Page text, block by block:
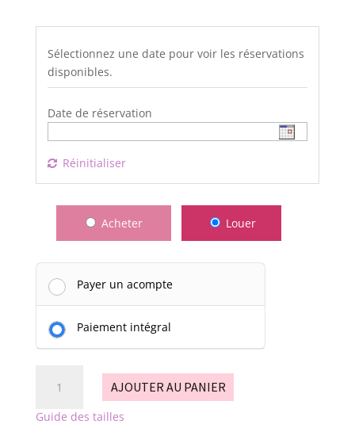
Sélectionnez une date pour voir les réservations
disponibles.
Date de réservation
Réinitialiser
Acheter Louer
Payer un acompte
Paiement intégral
lionne
AJOUTER AU PANIER
Guide des tailles